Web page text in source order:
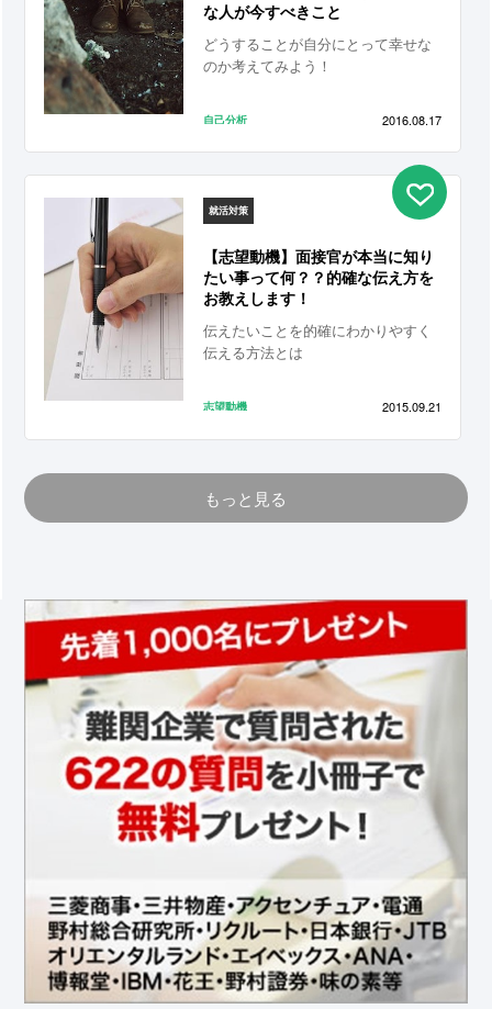
な人が今すべきこと
どうすることが自分にとって幸せな
のか考えてみよう！
自己分析 2016.08.17
就活対策
【志望動機】面接官が本当に知り
たい事って何？？的確な伝え方を
お教えします！
伝えたいことを的確にわかりやすく
伝える方法とは
志望動機 2015.09.21
もっと見る